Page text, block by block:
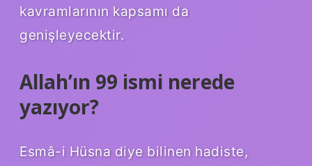
kavramlarının kapsamı da
genişleyecektir.
Allah’ın 99 ismi nerede
yazıyor?
Esmâ-i Hüsna diye bilinen hadiste,